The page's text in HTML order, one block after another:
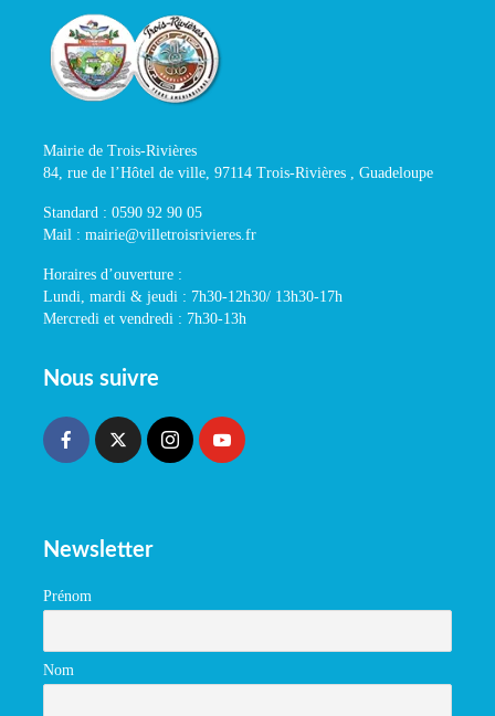
Mairie de Trois-Rivières
84, rue de l’Hôtel de ville, 97114 Trois-Rivières , Guadeloupe
Standard : 0590 92 90 05
Mail : mairie@villetroisrivieres.fr
Horaires d’ouverture :
Lundi, mardi & jeudi : 7h30-12h30/ 13h30-17h
Mercredi et vendredi : 7h30-13h
Nous suivre
Newsletter
Prénom
Nom